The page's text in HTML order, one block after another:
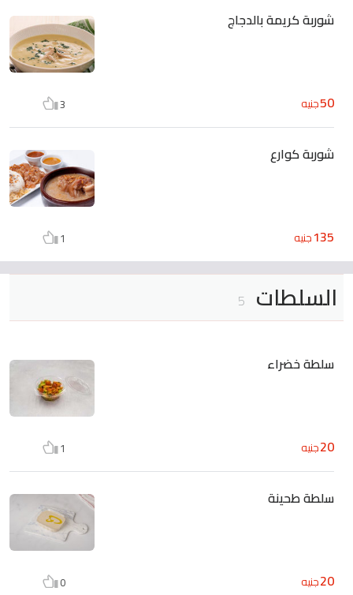
شوربة كريمة بالدجاج
50جنيه 3
شوربة كوارع
135جنيه 1
السلطات 5
سلطة خضراء
20جنيه 1
سلطة طحينة
20جنيه 0